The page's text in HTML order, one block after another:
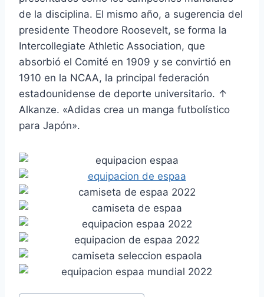
de la disciplina. El mismo año, a sugerencia del
presidente Theodore Roosevelt, se forma la
Intercollegiate Athletic Association, que
absorbió el Comité en 1909 y se convirtió en
1910 en la NCAA, la principal federación
estadounidense de deporte universitario. ↑
Alkanze. «Adidas crea un manga futbolístico
para Japón».